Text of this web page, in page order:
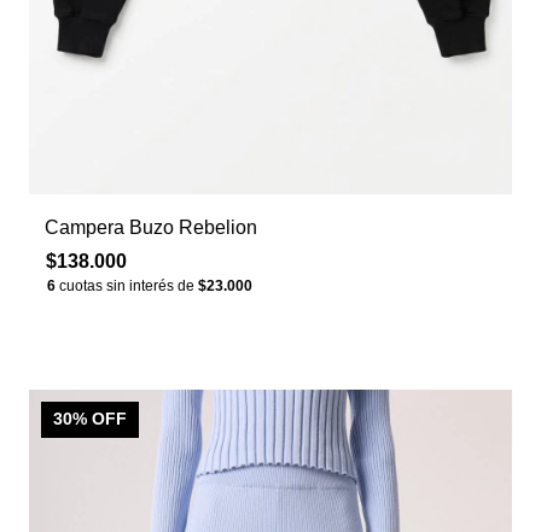
Campera Buzo Rebelion
$138.000
6 cuotas sin interés de $23.000
30% OFF